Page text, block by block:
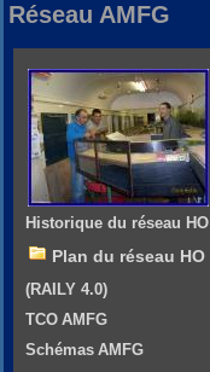
Réseau AMFG
Historique du réseau HO
Plan du réseau HO
(RAILY 4.0)
TCO AMFG
Schémas AMFG